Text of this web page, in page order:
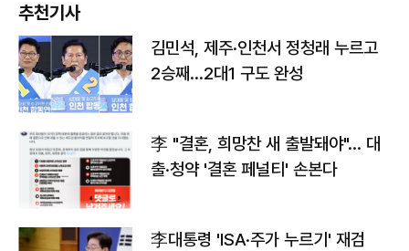
추천기사
김민석, 제주·인천서 정청래 누르고
2승째…2대1 구도 완성
李 "결혼, 희망찬 새 출발돼야"… 대
출·청약 '결혼 페널티' 손본다
李대통령 'ISA·주가 누르기' 재검